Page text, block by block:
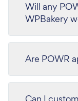
Will any
WPBakery
Are POWR